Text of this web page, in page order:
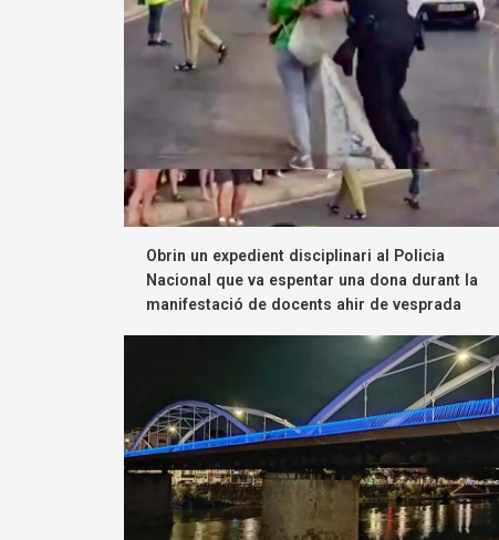
Obrin un expedient disciplinari al Policia
Nacional que va espentar una dona durant la
manifestació de docents ahir de vesprada